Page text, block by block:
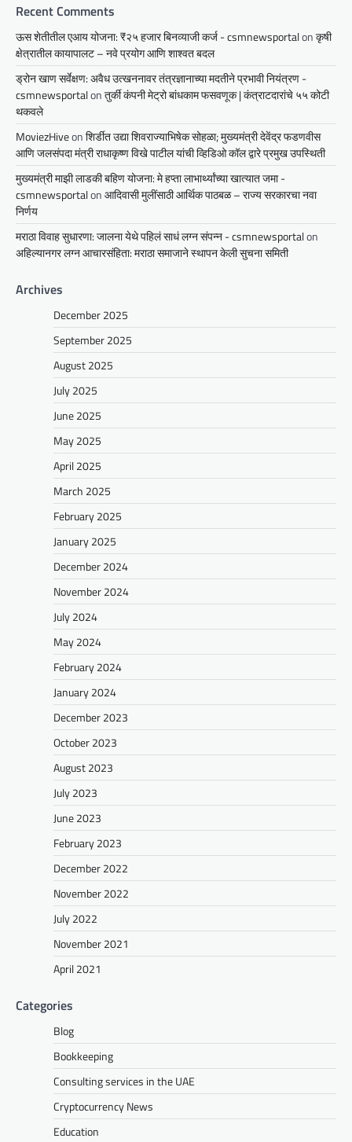
Recent Comments
ऊस शेतीतील एआय योजना: ₹२५ हजार बिनव्याजी कर्ज - csmnewsportalonकृषी
क्षेत्रातील कायापालट – नवे प्रयोग आणि शाश्वत बदल
ड्रोन खाण सर्वेक्षण: अवैध उत्खननावर तंत्रज्ञानाच्या मदतीने प्रभावी नियंत्रण -
csmnewsportalonतुर्की कंपनी मेट्रो बांधकाम फसवणूक | कंत्राटदारांचे ५५ कोटी
थकवले
MoviezHiveonशिर्डीत उद्या शिवराज्याभिषेक सोहळा; मुख्यमंत्री देवेंद्र फडणवीस
आणि जलसंपदा मंत्री राधाकृष्ण विखे पाटील यांची व्हिडिओ कॉल द्वारे प्रमुख उपस्थिती
मुख्यमंत्री माझी लाडकी बहिण योजना: मे हप्ता लाभार्थ्यांच्या खात्यात जमा -
csmnewsportalonआदिवासी मुलींसाठी आर्थिक पाठबळ – राज्य सरकारचा नवा
निर्णय
मराठा विवाह सुधारणा: जालना येथे पहिलं साधं लग्न संपन्न - csmnewsportalon
अहिल्यानगर लग्न आचारसंहिता: मराठा समाजाने स्थापन केली सुचना समिती
Archives
December 2025
September 2025
August 2025
July 2025
June 2025
May 2025
April 2025
March 2025
February 2025
January 2025
December 2024
November 2024
July 2024
May 2024
February 2024
January 2024
December 2023
October 2023
August 2023
July 2023
June 2023
February 2023
December 2022
November 2022
July 2022
November 2021
April 2021
Categories
Blog
Bookkeeping
Consulting services in the UAE
Cryptocurrency News
Education